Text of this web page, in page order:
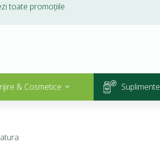
toate promoțiile
& Cosmetice Suplimente